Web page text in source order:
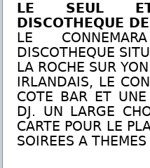
LE SEUL
DISCOTHEQUE
LE
DISCOTHEQUE
LA ROCHE SUR
IRLANDAIS, LE
COTE BAR ET
DJ. UN LARGE
CARTE POUR LE
SOIREES A THEMES